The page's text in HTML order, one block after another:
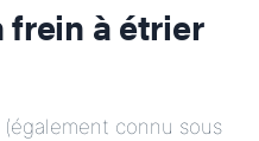
frein à étrier
(également connu sous